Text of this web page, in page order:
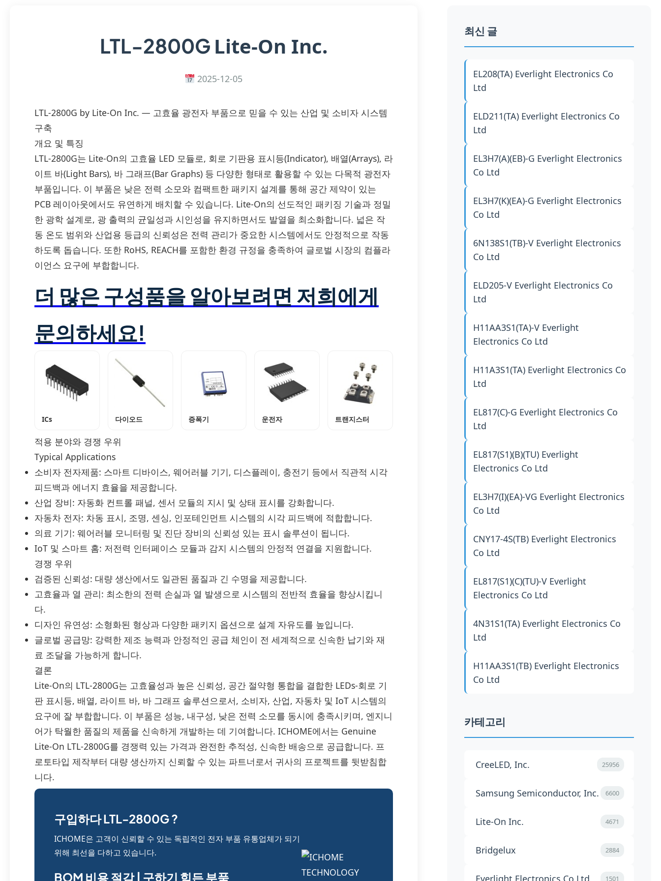
LTL-2800G Lite-On Inc.
2025-12-05
LTL-2800G by Lite-On Inc. — 고효율 광전자 부품으로 믿을 수 있는 산업 및 소비자 시스템
구축
개요 및 특징
LTL-2800G는 Lite-On의 고효율 LED 모듈로, 회로 기판용 표시등(Indicator), 배열(Arrays), 라
이트 바(Light Bars), 바 그래프(Bar Graphs) 등 다양한 형태로 활용할 수 있는 다목적 광전자
부품입니다. 이 부품은 낮은 전력 소모와 컴팩트한 패키지 설계를 통해 공간 제약이 있는
PCB 레이아웃에서도 유연하게 배치할 수 있습니다. Lite-On의 선도적인 패키징 기술과 정밀
한 광학 설계로, 광 출력의 균일성과 시인성을 유지하면서도 발열을 최소화합니다. 넓은 작
동 온도 범위와 산업용 등급의 신뢰성은 전력 관리가 중요한 시스템에서도 안정적으로 작동
하도록 돕습니다. 또한 RoHS, REACH를 포함한 환경 규정을 충족하여 글로벌 시장의 컴플라
이언스 요구에 부합합니다.
더 많은 구성품을 알아보려면 저희에게
문의하세요!
ICs 다이오드 증폭기 운전자 트랜지스터
적용 분야와 경쟁 우위
Typical Applications
소비자 전자제품: 스마트 디바이스, 웨어러블 기기, 디스플레이, 충전기 등에서 직관적 시각
피드백과 에너지 효율을 제공합니다.
산업 장비: 자동화 컨트롤 패널, 센서 모듈의 지시 및 상태 표시를 강화합니다.
자동차 전자: 차동 표시, 조명, 센싱, 인포테인먼트 시스템의 시각 피드백에 적합합니다.
의료 기기: 웨어러블 모니터링 및 진단 장비의 신뢰성 있는 표시 솔루션이 됩니다.
IoT 및 스마트 홈: 저전력 인터페이스 모듈과 감지 시스템의 안정적 연결을 지원합니다.
경쟁 우위
검증된 신뢰성: 대량 생산에서도 일관된 품질과 긴 수명을 제공합니다.
고효율과 열 관리: 최소한의 전력 손실과 열 발생으로 시스템의 전반적 효율을 향상시킵니
다.
디자인 유연성: 소형화된 형상과 다양한 패키지 옵션으로 설계 자유도를 높입니다.
글로벌 공급망: 강력한 제조 능력과 안정적인 공급 체인이 전 세계적으로 신속한 납기와 재
료 조달을 가능하게 합니다.
결론
Lite-On의 LTL-2800G는 고효율성과 높은 신뢰성, 공간 절약형 통합을 결합한 LEDs-회로 기
판 표시등, 배열, 라이트 바, 바 그래프 솔루션으로서, 소비자, 산업, 자동차 및 IoT 시스템의
요구에 잘 부합합니다. 이 부품은 성능, 내구성, 낮은 전력 소모를 동시에 충족시키며, 엔지니
어가 탁월한 품질의 제품을 신속하게 개발하는 데 기여합니다. ICHOME에서는 Genuine
Lite-On LTL-2800G를 경쟁력 있는 가격과 완전한 추적성, 신속한 배송으로 공급합니다. 프
로토타입 제작부터 대량 생산까지 신뢰할 수 있는 파트너로서 귀사의 프로젝트를 뒷받침합
니다.
구입하다 LTL-2800G ?
ICHOME은 고객이 신뢰할 수 있는 독립적인 전자 부품 유통업체가 되기
위해 최선을 다하고 있습니다.
BOM 비용 절감 | 구하기 힘든 부품
최신 글
EL208(TA) Everlight Electronics Co
Ltd
ELD211(TA) Everlight Electronics Co
Ltd
EL3H7(A)(EB)-G Everlight Electronics
Co Ltd
EL3H7(K)(EA)-G Everlight Electronics
Co Ltd
6N138S1(TB)-V Everlight Electronics
Co Ltd
ELD205-V Everlight Electronics Co
Ltd
H11AA3S1(TA)-V Everlight
Electronics Co Ltd
H11A3S1(TA) Everlight Electronics Co
Ltd
EL817(C)-G Everlight Electronics Co
Ltd
EL817(S1)(B)(TU) Everlight
Electronics Co Ltd
EL3H7(I)(EA)-VG Everlight Electronics
Co Ltd
CNY17-4S(TB) Everlight Electronics
Co Ltd
EL817(S1)(C)(TU)-V Everlight
Electronics Co Ltd
4N31S1(TA) Everlight Electronics Co
Ltd
H11AA3S1(TB) Everlight Electronics
Co Ltd
카테고리
CreeLED, Inc. 25956
Samsung Semiconductor, Inc. 6600
Lite-On Inc. 4671
Bridgelux 2884
Everlight Electronics Co Ltd 1501